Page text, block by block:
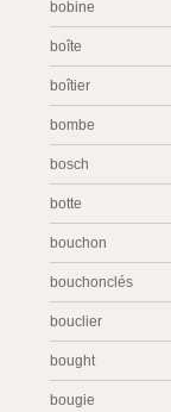
bobine
boîte
boîtier
bombe
bosch
botte
bouchon
bouchonclés
bouclier
bought
bougie